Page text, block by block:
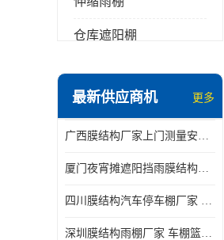
仓库遮阳棚
电动推拉雨棚
膜结构停景观棚
最新供应商机 更多
广西膜结构厂家上门测量安装发货，厂家发货没有差价
厦门夜宵摊遮阳挡雨膜结构雨棚设计 上门测量 款式多
四川膜结构汽车停车棚厂家 款式多 提供报价
深圳膜结构雨棚厂家 车棚篮球场体育看台 规格多样